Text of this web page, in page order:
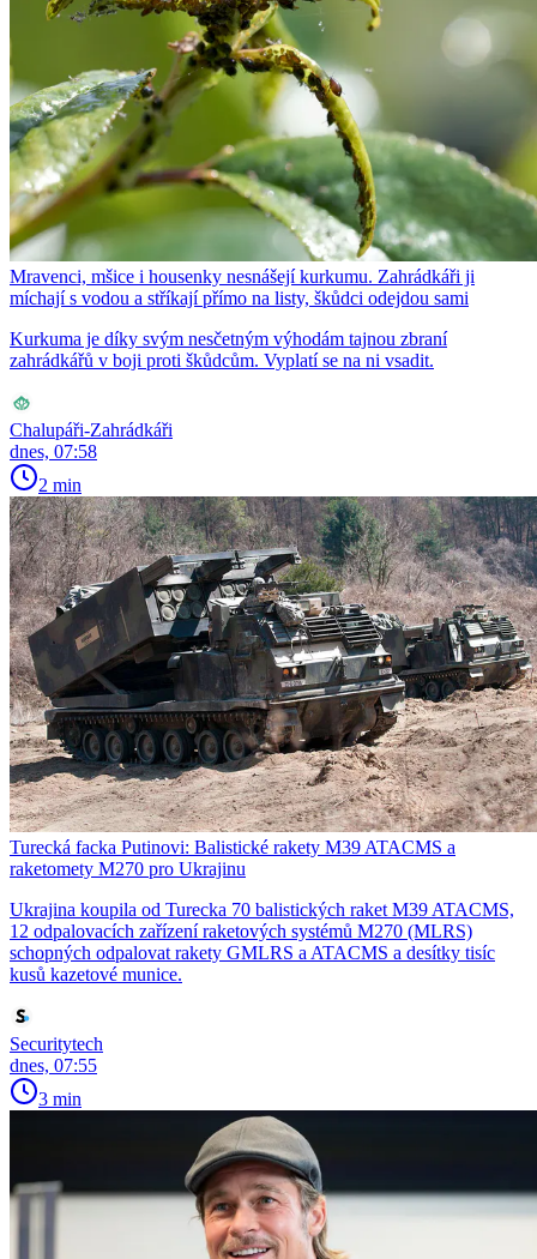
Mravenci, mšice i housenky nesnášejí kurkumu. Zahrádkáři ji
míchají s vodou a stříkají přímo na listy, škůdci odejdou sami
Kurkuma je díky svým nesčetným výhodám tajnou zbraní
zahrádkářů v boji proti škůdcům. Vyplatí se na ni vsadit.
Chalupáři-Zahrádkáři
dnes, 07:58
2 min
Turecká facka Putinovi: Balistické rakety M39 ATACMS a
raketomety M270 pro Ukrajinu
Ukrajina koupila od Turecka 70 balistických raket M39 ATACMS,
12 odpalovacích zařízení raketových systémů M270 (MLRS)
schopných odpalovat rakety GMLRS a ATACMS a desítky tisíc
kusů kazetové munice.
Securitytech
dnes, 07:55
3 min